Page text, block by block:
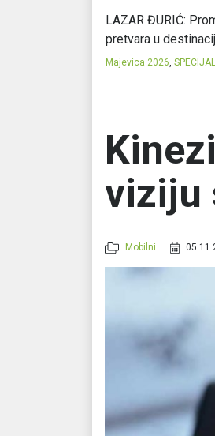
LAZAR ĐURIĆ:
pretvara u
Majevica 2026, SPECIJAL
viziju
Mobilni